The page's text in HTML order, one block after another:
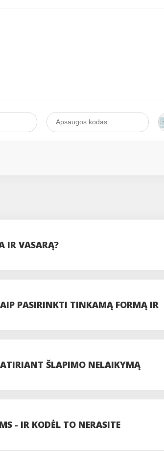
IR VASARĄ?
PASIRINKTI TINKAMĄ FORMĄ IR
ŠLAPIMO NELAIKYMĄ
- IR KODĖL TO NERASITE